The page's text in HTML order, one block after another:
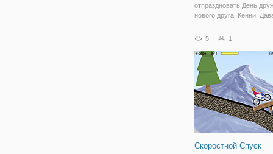
отпраздновать День
нового друга, Кенни.
отпраздновать самый
ярмарку, чтобы
весело едет, идти в
5 1
Скоростной Спуск